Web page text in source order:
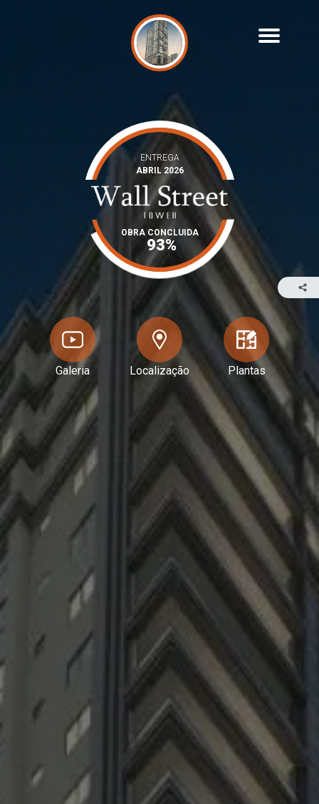
ENTREGA
ABRIL 2026
OBRA CONCLUIDA
93%
Galeria Localização Plantas